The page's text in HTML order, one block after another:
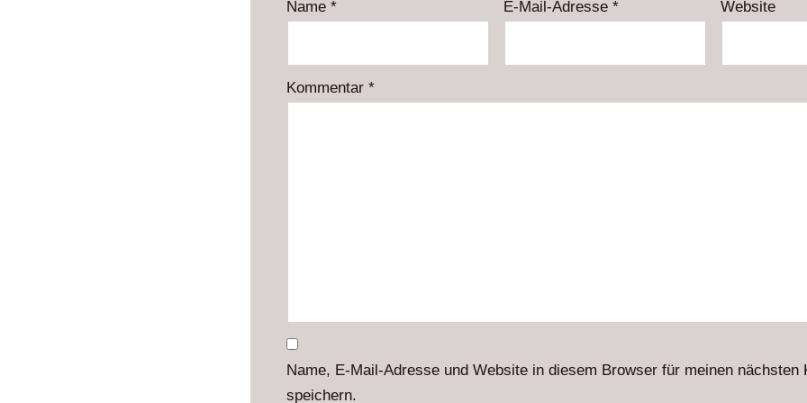
Name * E-Mail-Adresse * Website
Kommentar *
Name, E-Mail-Adresse und Website in diesem Browser für meinen nächsten
speichern.